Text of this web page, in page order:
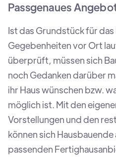
Passgenaues
Ist das Grundstück für
Gegebenheiten vor Ort
überprüft, müssen sich
noch Gedanken darüber
ihr Haus wünschen bzw.
möglich ist. Mit den
Vorstellungen und den
können sich
passenden